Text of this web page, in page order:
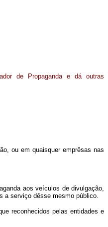
de Propaganda e dá outras
ou em quaisquer emprêsas nas
aos veículos de divulgação,
a serviço dêsse mesmo público.
reconhecidos pelas entidades e